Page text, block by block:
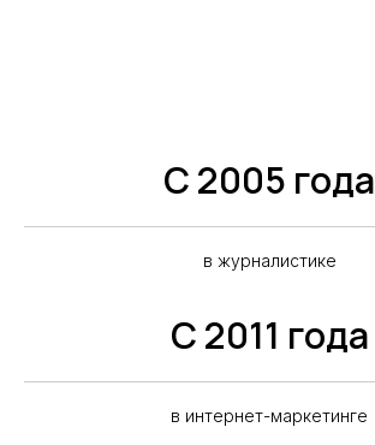
С 2005 года
в журналистике
С 2011 года
в интернет-маркетинге